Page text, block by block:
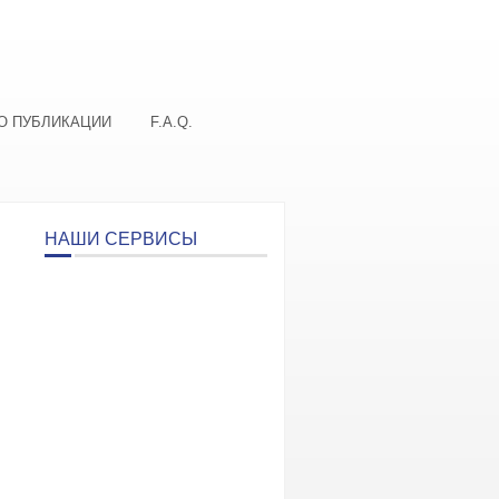
ПУБЛИКАЦИИ F.A.Q.
НАШИ СЕРВИСЫ